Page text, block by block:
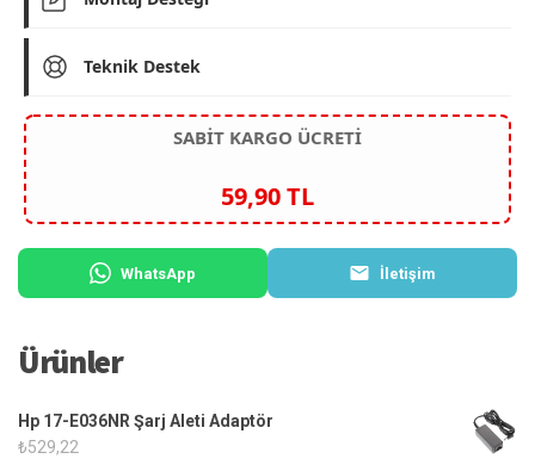
Teknik Destek
SABİT KARGO ÜCRETİ
59,90 TL
WhatsApp İletişim
Ürünler
Hp 17-E036NR Şarj Aleti Adaptör
₺529,22